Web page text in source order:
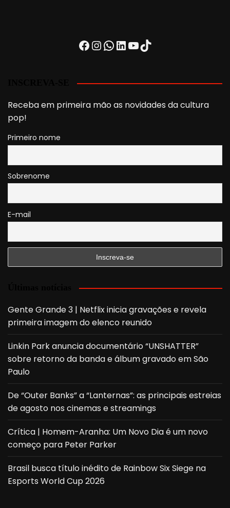
Facebook
Instagram
WhatsApp
LinkedIn
Youtube
TikTok
Receba em primeira mão as novidades da cultura
pop!
Primeiro nome
Sobrenome
E-mail
Gente Grande 3 | Netflix inicia gravações e revela
primeira imagem do elenco reunido
Linkin Park anuncia documentário “UNSHATTER”
sobre retorno da banda e álbum gravado em São
Paulo
De “Outer Banks” a “Lanternas”: as principais estreias
de agosto nos cinemas e streamings
Crítica | Homem-Aranha: Um Novo Dia é um novo
começo para Peter Parker
Brasil busca título inédito de Rainbow Six Siege na
Esports World Cup 2026